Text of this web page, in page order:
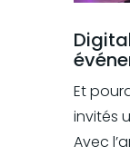
Et
invités
Avec